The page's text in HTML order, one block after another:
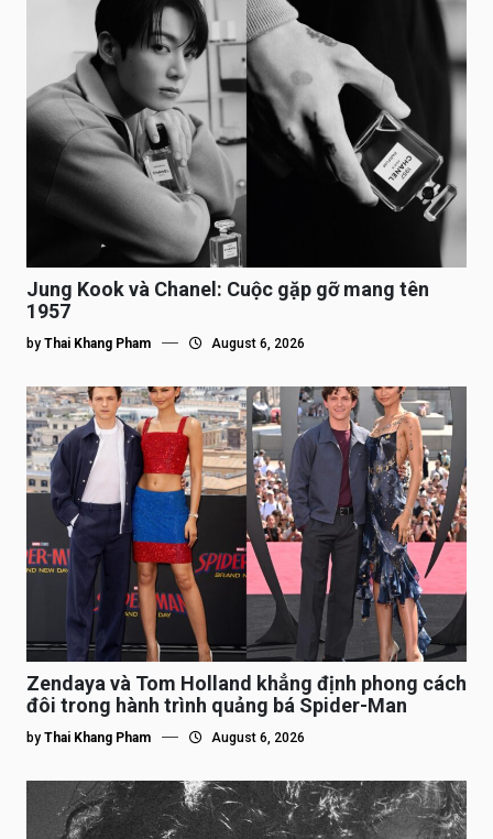
Jung Kook và Chanel: Cuộc gặp gỡ mang tên
1957
by Thai Khang Pham August 6, 2026
Zendaya và Tom Holland khẳng định phong cách
đôi trong hành trình quảng bá Spider-Man
by Thai Khang Pham August 6, 2026